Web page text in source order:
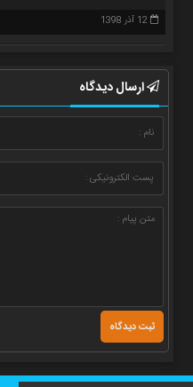
12 آذر 1398
ارسال دیدگاه